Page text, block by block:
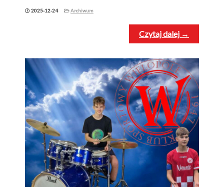
2025-12-24 Archiwum
Czytaj dalej →